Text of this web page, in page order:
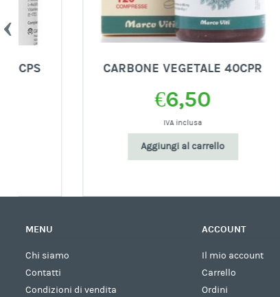
CARBONE VEGETALE 40CPR
6,50
Aggiungi al carrello
MENU
Chi siamo
Contatti
Condizioni di vendita
ACCOUNT
Il mio account
Carrello
Ordini